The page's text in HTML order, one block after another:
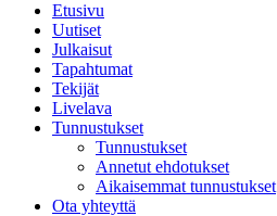
Etusivu
Uutiset
Julkaisut
Tapahtumat
Tekijät
Livelava
Tunnustukset
Tunnustukset
Annetut ehdotukset
Aikaisemmat tunnustukset
Ota yhteyttä